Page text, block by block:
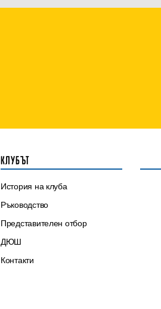
КЛУБЪТ
История на клуба
Ръководство
Представителен отбор
ДЮШ
Контакти